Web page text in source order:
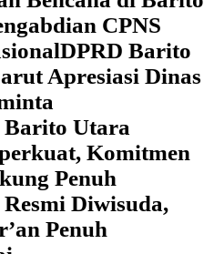
CPNS
DPRD Barito
Apresiasi Dinas
Barito Utara
Komitmen
Penuh
Diwisuda,
Penuh